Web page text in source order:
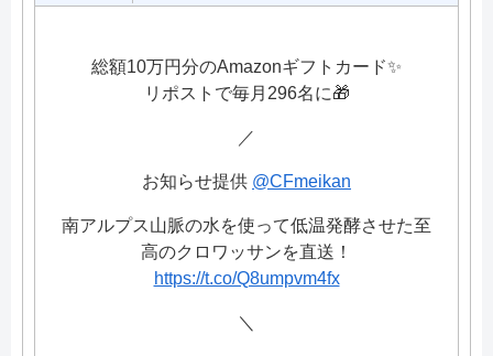
総額10万円分のAmazonギフトカード✨
リポストで毎月296名に🎁
／
お知らせ提供 @CFmeikan
南アルプス山脈の水を使って低温発酵させた至
高のクロワッサンを直送！
https://t.co/Q8umpvm4fx
＼